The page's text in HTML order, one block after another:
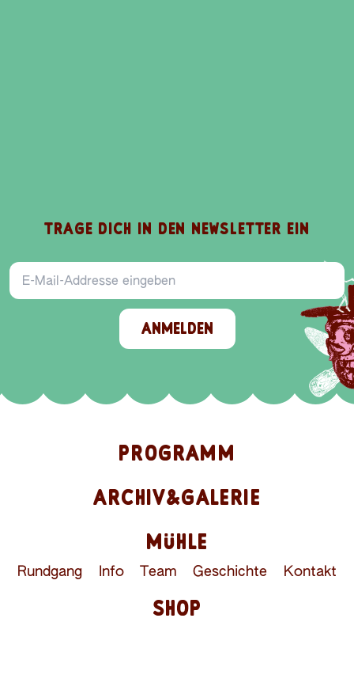
TRAGE DICH IN DEN NEWSLETTER EIN
E-Mail-Addresse
ANMELDEN
PROGRAMM
ARCHIV&GALERIE
MÜHLE
Rundgang Info Team Geschichte Kontakt
SHOP